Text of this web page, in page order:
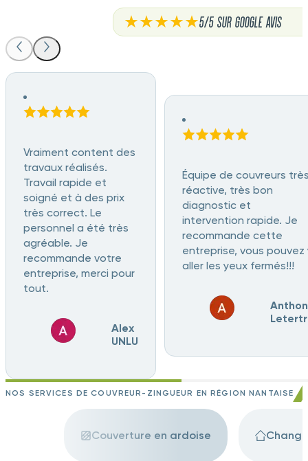
5/5 sur Google Avis
Vraiment content des
travaux réalisés.
Travail rapide et
soigné et à des prix
très correct. Le
personnel a été très
agréable. Je
recommande votre
entreprise, merci pour
tout.
Alex
UNLU
Équipe de couvreurs
réactive, très bon
diagnostic et
intervention rapide. Je
recommande cette
entreprise, vous pouvez
aller les yeux fermés!!!
NOS SERVICES DE COUVREUR-ZINGUEUR EN RÉGION NANTAISE
Couverture en ardoise